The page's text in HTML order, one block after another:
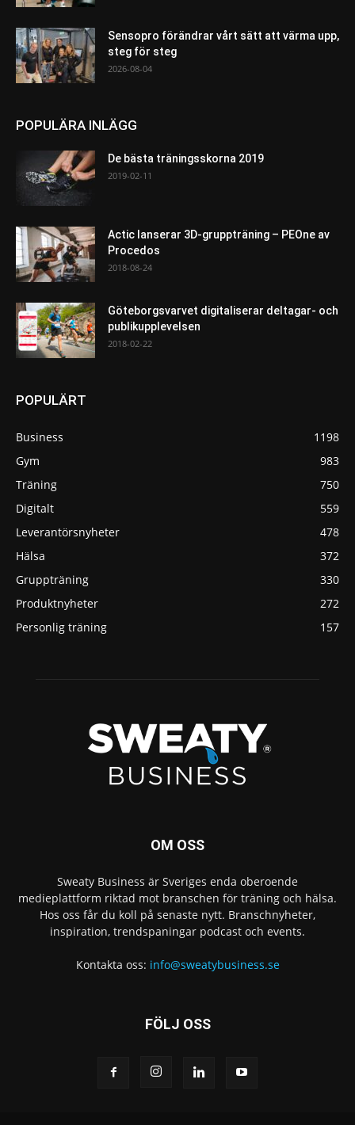
Sensopro förändrar vårt sätt att värma upp,
steg för steg
2026-08-04
POPULÄRA INLÄGG
De bästa träningsskorna 2019
2019-02-11
Actic lanserar 3D-gruppträning – PEOne av
Procedos
2018-08-24
Göteborgsvarvet digitaliserar deltagar- och
publikupplevelsen
2018-02-22
POPULÄRT
Business
1198
Gym
983
Träning
750
Digitalt
559
Leverantörsnyheter
478
Hälsa
372
Gruppträning
330
Produktnyheter
272
Personlig träning
157
OM OSS
Sweaty Business är Sveriges enda oberoende
medieplattform riktad mot branschen för träning och hälsa.
Hos oss får du koll på senaste nytt. Branschnyheter,
inspiration, trendspaningar podcast och events.
Kontakta oss: info@sweatybusiness.se
FÖLJ OSS